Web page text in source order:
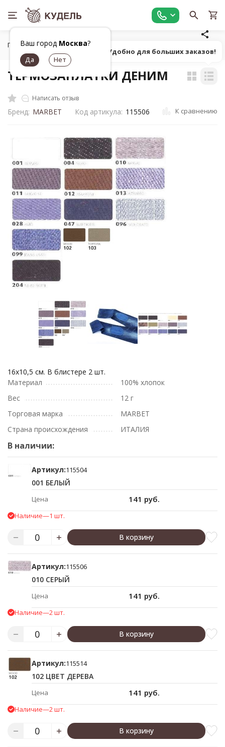
Ваш город Москва?
Главная Фурнитура для рукоделия
ТЕРМОЗАПЛАТКИ ДЕНИМ
Написать отзыв
Бренд: MARBET Код артикула: 115506 К сравнению
16х10,5 см. В блистере 2 шт.
Материал
100% хлопок
Вес
12 г
Торговая марка
MARBET
Страна происхождения
ИТАЛИЯ
В наличии:
Артикул:115504
001 БЕЛЫЙ
Цена 141 руб.
Наличие—1 шт.
В корзину
Артикул:115506
010 СЕРЫЙ
Цена 141 руб.
Наличие—2 шт.
В корзину
Артикул:115514
102 ЦВЕТ ДЕРЕВА
Цена 141 руб.
Наличие—2 шт.
В корзину
Попробуй! Удобно для больших заказов!